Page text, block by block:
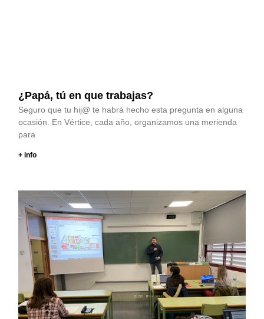
¿Papá, tú en que trabajas?
Seguro que tu hij@ te habrá hecho esta pregunta en alguna
ocasión. En Vértice, cada año, organizamos una merienda
para
+ info